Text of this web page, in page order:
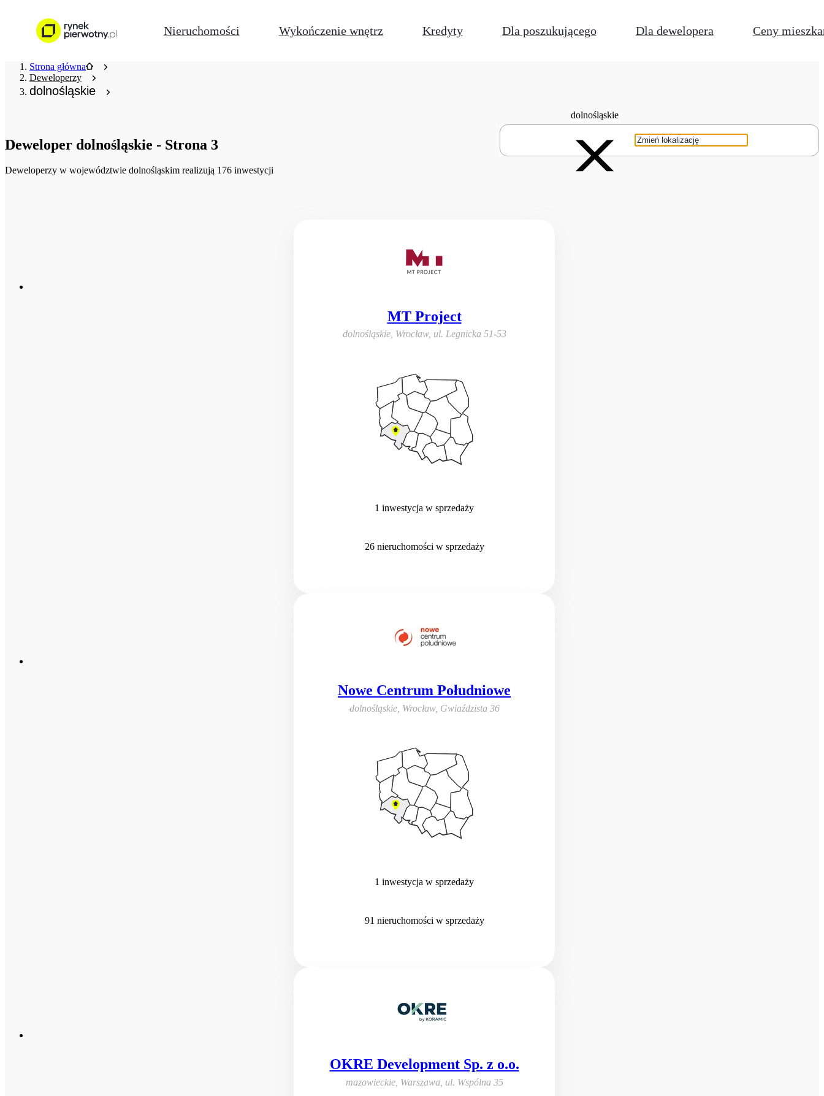
Nieruchomości Wykończenie wnętrz Kredyty Dla poszukującego Dla dewelopera Ceny
Strona główna
Deweloperzy
dolnośląskie
dolnośląskie
Deweloper dolnośląskie - Strona 3
Deweloperzy w województwie dolnośląskim realizują 176 inwestycji
MT Project
dolnośląskie, Wrocław, ul. Legnicka 51-53
1 inwestycja w sprzedaży
26 nieruchomości w sprzedaży
Nowe Centrum Południowe
dolnośląskie, Wrocław, Gwiaździsta 36
1 inwestycja w sprzedaży
91 nieruchomości w sprzedaży
OKRE Development Sp. z o.o.
mazowieckie, Warszawa, ul. Wspólna 35